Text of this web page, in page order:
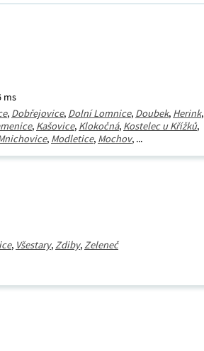
ms
, Dobřejovice, Dolní Lomnice, Doubek, Herink,
, Kašovice, Klokočná, Kostelec u Křížků,
, Modletice, Mochov, ...
, Všestary,Zdiby,Zeleneč